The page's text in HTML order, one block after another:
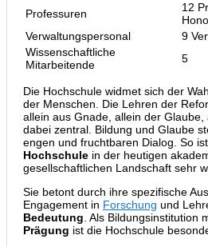
Professuren
12
Verwaltungspersonal
9
Wissenschaftliche
Mitarbeitende
5
Die Hochschule widmet sich der
der Menschen. Die Lehren der
allein aus Gnade, allein der Glaube,
dabei zentral. Bildung und Glaube
engen und fruchtbaren Dialog. So
Hochschule in der heutigen
gesellschaftlichen Landschaft sehr
Sie betont durch ihre spezifische
Engagement in Forschung und
Bedeutung . Als Bildungsinstitution
Prägung ist die Hochschule